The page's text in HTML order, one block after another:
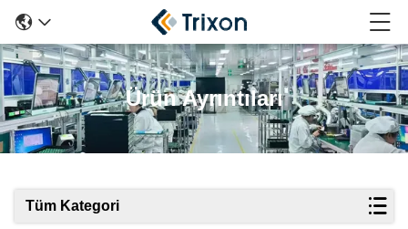
Ürün Ayrıntıları
Tüm Kategori